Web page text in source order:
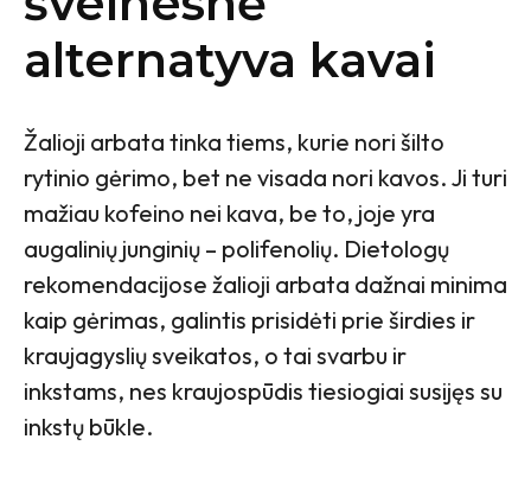
alternatyva kavai
Žalioji arbata tinka tiems, kurie nori šilto
rytinio gėrimo, bet ne visada nori kavos. Ji turi
mažiau kofeino nei kava, be to, joje yra
augalinių junginių – polifenolių. Dietologų
rekomendacijose žalioji arbata dažnai minima
kaip gėrimas, galintis prisidėti prie širdies ir
kraujagyslių sveikatos, o tai svarbu ir
inkstams, nes kraujospūdis tiesiogiai susijęs su
inkstų būkle.